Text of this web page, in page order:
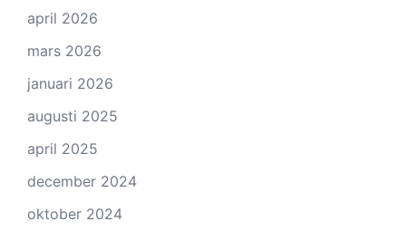
april 2026
mars 2026
januari 2026
augusti 2025
april 2025
december 2024
oktober 2024